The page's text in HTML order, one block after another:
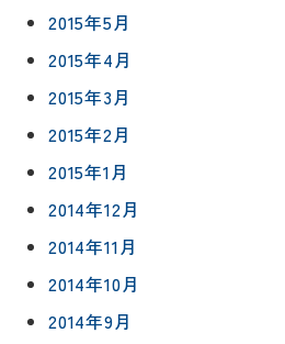
2015年5月
2015年4月
2015年3月
2015年2月
2015年1月
2014年12月
2014年11月
2014年10月
2014年9月